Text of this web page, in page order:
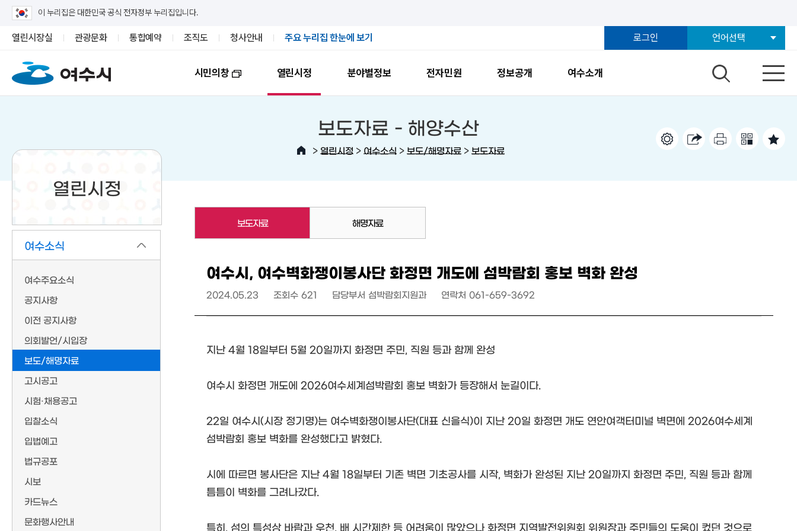
이 누리집은 대한민국 공식 전자정부 누리집입니다.
열린시장실 관광문화 통합예약 조직도 청사안내 주요 누리집 한눈에 보기 로그인 언어선택
시민의창 열린시정 분야별정보 전자민원 정보공개 여수소개
열린시정
여수소식
여수주요소식
공지사항
이전 공지사항
의회발언/시입장
보도/해명자료
고시공고
시험·채용공고
입찰소식
입법예고
법규공포
시보
카드뉴스
문화행사안내
보도자료 - 해양수산
> 열린시정 > 여수소식 > 보도/해명자료 > 보도자료
보도자료 해명자료
여수시, 여수벽화쟁이봉사단 화정면 개도에 섬박람회 홍보 벽화 완성
2024.05.23 조회수 621 담당부서 섬박람회지원과 연락처 061-659-3692
지난 4월 18일부터 5월 20일까지 화정면 주민, 직원 등과 함께 완성
여수시 화정면 개도에 2026여수세계섬박람회 홍보 벽화가 등장해서 눈길이다.
22일 여수시(시장 정기명)는 여수벽화쟁이봉사단(대표 신을식)이 지난 20일 화정면 개도 연안여객터미널 벽면에 2026여수세계
섬박람회 홍보 벽화를 완성했다고 밝혔다.
시에 따르면 봉사단은 지난 4월 18일부터 기존 벽면 기초공사를 시작, 벽화가 완성된 지난 20일까지 화정면 주민, 직원 등과 함께
틈틈이 벽화를 그려나갔다.
특히, 섬의 특성상 바람과 우천, 배 시간제한 등 어려움이 많았으나 화정면 지역발전위원회 위원장과 주민들의 도움이 컸던 것으로